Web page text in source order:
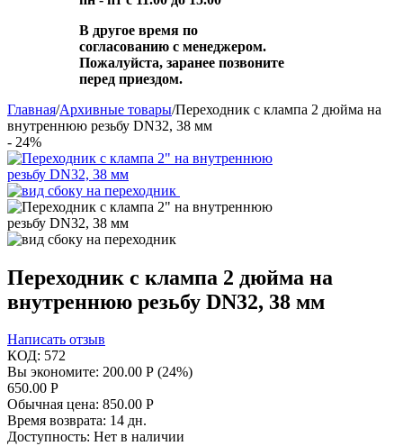
В другое время по
согласованию с менеджером.
Пожалуйста, заранее позвоните
перед приездом.
Главная/Архивные товары/Переходник с клампа 2 дюйма на
внутреннюю резьбу DN32, 38 мм
- 24%
Переходник с клампа 2 дюйма на
внутреннюю резьбу DN32, 38 мм
Написать отзыв
КОД: 572
Вы экономите: 200.00 Р (24%)
650.00 Р
Обычная цена: 850.00 Р
Время возврата: 14 дн.
Доступность: Нет в наличии